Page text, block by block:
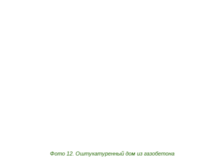
Фото 12. Оштукатуренный дом из газобетона